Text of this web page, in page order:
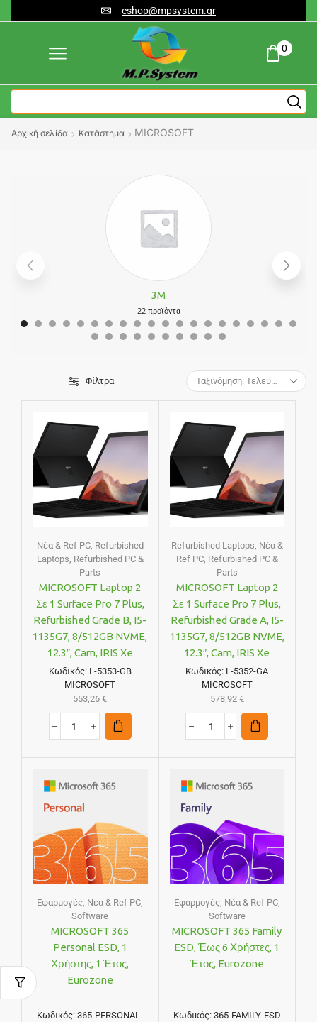
eshop@mpsystem.gr
0
Αρχική σελίδα Κατάστημα MICROSOFT
3M
22 προϊόντα
Φίλτρα
Νέα & Ref PC, Refurbished
Laptops Refurbished PC &
Parts
MICROSOFT Laptop 2
Σε 1 Surface Pro 7 Plus,
Refurbished Grade B, I5-
1135G7, 8/512GB NVME,
12.3″, Cam, IRIS Xe
Graphics, FreeDOS
Κωδικός: L-5353-GB
MICROSOFT
553,26€
Refurbished Laptops Νέα &
Ref PC, Refurbished PC &
Parts
MICROSOFT Laptop 2
Σε 1 Surface Pro 7 Plus,
Refurbished Grade A, I5-
1135G7, 8/512GB NVME,
12.3″, Cam, IRIS Xe
Graphics, FreeDOS
Κωδικός: L-5352-GA
MICROSOFT
578,92 €
Εφαρμογές Νέα & Ref PC
Software
MICROSOFT 365
Personal ESD, 1
Χρήστης, 1 Έτος,
Eurozone
Κωδικός:365-PERSONAL-
Εφαρμογές, Νέα & Ref PC,
Software
MICROSOFT 365 Family
ESD, Έως 6 Χρήστες, 1
Έτος, Eurozone
Κωδικός: 365-FAMILY-ESD